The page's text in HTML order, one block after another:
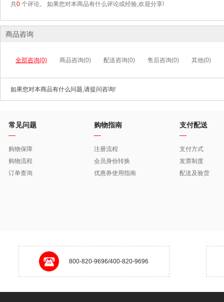
共0 个评论。 如果您对本商品有什么评论或经验,欢迎分享!
商品咨询
全部咨询(0) 商品咨询(0) 配送咨询(0) 售后咨询(0) 其他(0)
如果您对本商品有什么问题,请提问咨询!
常见问题
购物保障
购物流程
订单查询
购物指南
注册流程
会员身份转换
优惠券使用指南
支付配送
支付方式
发票制度
配送及验货
800-820-9696/400-820-9696